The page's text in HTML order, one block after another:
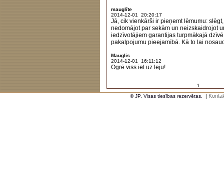
mauglīte
2014-12-01 20:20:17
Jā, cik vienkārši ir pieņemt lēmumu:
nedomājot par sekām un neizskaidrojot
iedzīvotājiem garantijas turpmākajā
pakalpojumu pieejamībā. Kā to lai
Mauglis
2014-12-01 16:11:12
Ogrē viss iet uz leju!
1
© JP. Visas tiesības rezervētas.
|